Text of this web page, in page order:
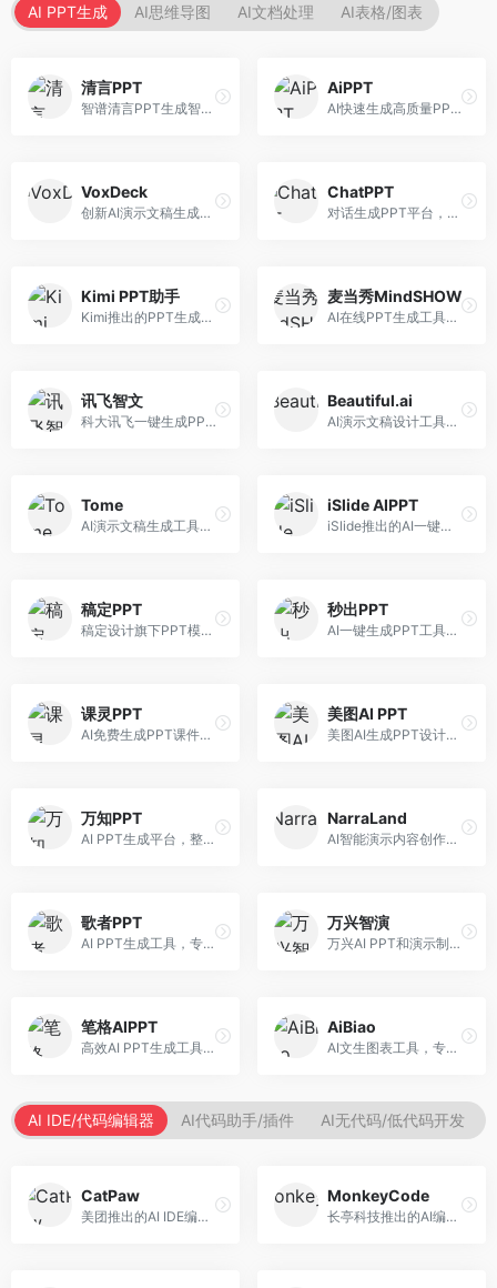
AI PPT生成 AI思维导图 AI文档处理 AI表格/图表
清言PPT
智谱清言PPT生成智能体，基于GLM大模型。面向智谱用户，支持对话生成PPT、内容优化等服务，与智谱生态深度整合。
AiPPT
AI快速生成高质量PPT平台，支持主题定制。面向职场人士和学生，提供一键生成、模板选择、内容优化等服务，PPT制作速度快，设计质量高。
VoxDeck
创新AI演示文稿生成工具，支持语音交互创作。面向职场人士，支持语音输入、PPT生成、内容优化等功能，语音创作体验便捷。
ChatPPT
对话生成PPT平台，支持自然语言交互创作。面向职场人士和教育工作者，通过对话方式完成PPT制作，交互体验友好，创作过程直观。
Kimi PPT助手
Kimi推出的PPT生成智能体，整合长文本处理能力。面向职场人士和学生，支持文档解析、PPT生成、内容优化等服务，与Kimi生态深度整合。
麦当秀MindSHOW
AI在线PPT生成工具，支持思维导图转PPT。面向职场人士，提供思维导图导入、PPT生成、模板选择等服务，思维导图转PPT效率高。
讯飞智文
科大讯飞一键生成PPT和Word工具，整合语音技术。面向职场人士，支持语音输入、文档生成、格式调整等功能，办公效率显著提升。
Beautiful.ai
AI演示文稿设计工具，专注于自动化设计排版。面向职场人士，提供智能排版、模板选择、设计优化等服务，设计美观度高。
Tome
AI演示文稿生成工具，专注于故事化演示创作。面向创业者和营销人员，提供故事叙述、视觉设计、内容生成等服务，演示文稿叙事性强。
iSlide AIPPT
iSlide推出的AI一键设计精美PPT工具。面向PPT设计用户，提供模板库、内容生成、设计优化等服务，与iSlide插件深度整合。
稿定PPT
稿定设计旗下PPT模板资源库，整合AI生成功能。面向设计师和职场人士，提供海量PPT模板、AI内容生成等服务，模板质量高。
秒出PPT
AI一键生成PPT工具，专注于快速演示文稿制作。面向职场人士，支持主题输入、内容生成、模板套用等功能，PPT生成速度快，适合紧急制作场景。
课灵PPT
AI免费生成PPT课件平台，专注于教育场景。面向教师和教育工作者，提供课件生成、教学设计、模板选择等服务，教育适配性强。
美图AI PPT
美图AI生成PPT设计工具，整合图像处理能力。面向设计师和职场人士，提供PPT生成、图片美化、设计优化等服务，视觉设计美观。
万知PPT
AI PPT生成平台，整合知识库与创作功能。面向职场人士，支持内容检索、PPT生成、设计优化等服务，知识整合能力强。
NarraLand
AI智能演示内容创作平台，专注于叙事演示。面向内容创作者，提供故事创作、演示生成、动画设计等服务，演示内容生动有趣。
歌者PPT
AI PPT生成工具，专注于演示文稿智能创作。面向职场人士，支持主题输入、内容生成、设计美化等功能，PPT制作效率高。
万兴智演
万兴AI PPT和演示制作软件，整合视频演示功能。面向职场人士和教育工作者，提供PPT生成、演示录制、视频制作等服务，演示功能完善。
笔格AIPPT
高效AI PPT生成工具，专注于演示文稿智能创作。面向职场人士，支持主题输入、内容生成、设计美化等功能，PPT制作效率高。
AiBiao
AI文生图表工具，专注于数据可视化展示。面向数据分析师和职场人士，提供图表生成、数据可视化、PPT嵌入等服务，数据展示专业。
AI IDE/代码编辑器 AI代码助手/插件 AI无代码/低代码开发
CatPaw
美团推出的AI IDE编程工具，专注于本地开发生态。面向开发者，提供智能代码补全、代码生成、项目管理等服务，本地开发体验好。
MonkeyCode
长亭科技推出的AI编程助手，专注于安全开发。面向开发者，提供代码生成、安全检测、漏洞修复等服务，安全开发能力强。